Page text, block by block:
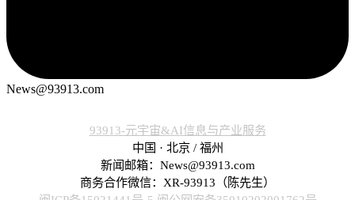
News@93913.com
93913-元宇宙&AI信息与产业服务
中国 · 北京 / 福州
新闻邮箱：News@93913.com
商务合作微信：XR-93913（陈先生）